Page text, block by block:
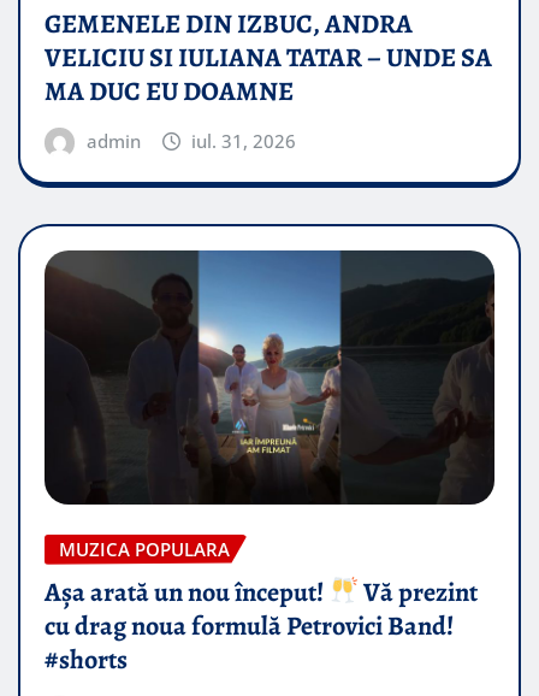
GEMENELE DIN IZBUC, ANDRA
VELICIU SI IULIANA TATAR – UNDE SA
MA DUC EU DOAMNE
admin iul. 31, 2026
MUZICA POPULARA
Așa arată un nou început!
Vă prezint
cu drag noua formulă Petrovici Band!
#shorts